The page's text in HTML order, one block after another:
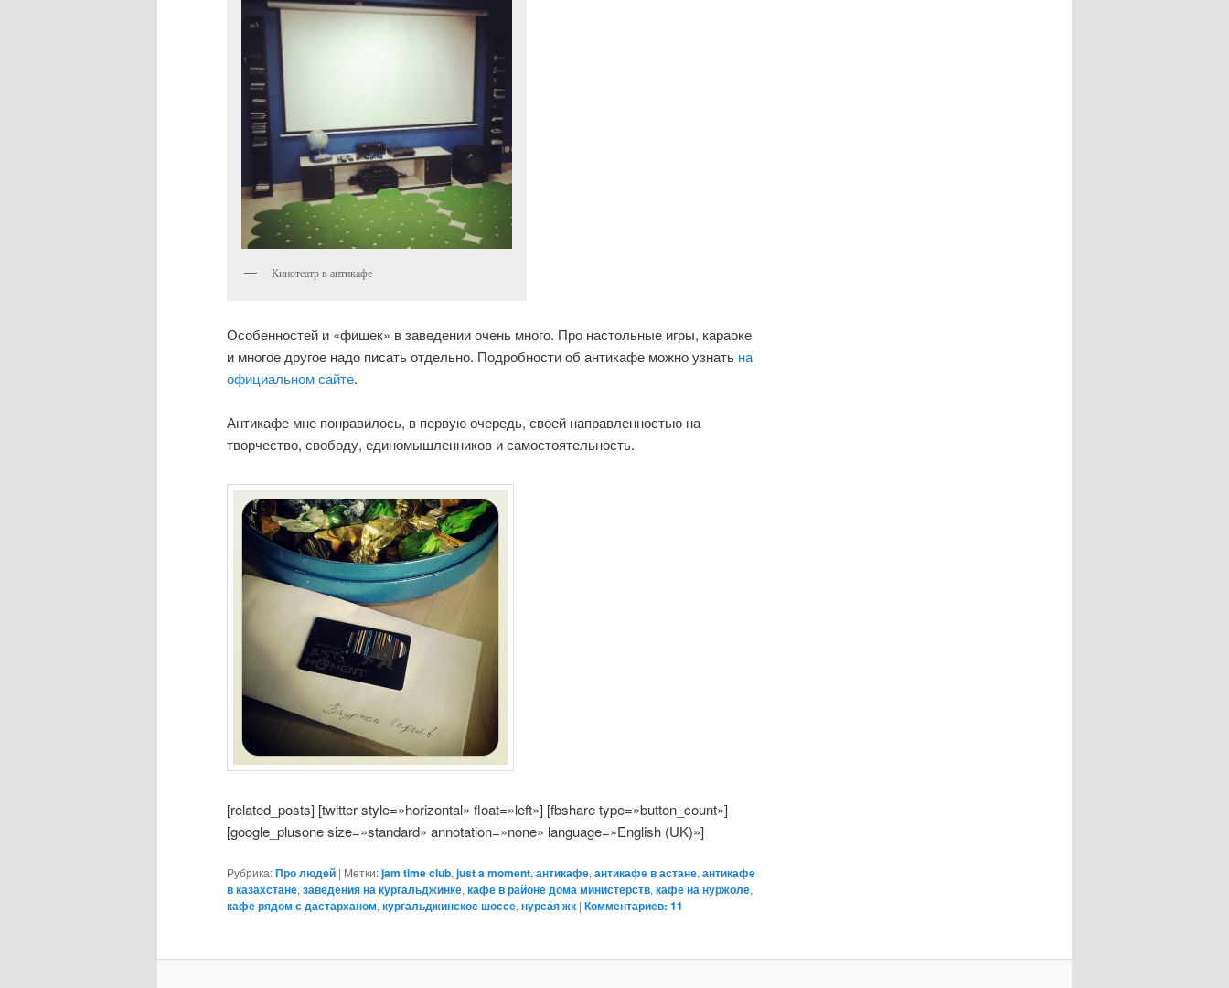
Кинотеатр в антикафе
Особенностей и «фишек» в заведении очень много. Про настольные игры, караоке
и многое другое надо писать отдельно. Подробности об антикафе можно узнать на
официальном сайте.
Антикафе мне понравилось, в первую очередь, своей направленностью на
творчество, свободу, единомышленников и самостоятельность.
[related_posts] [twitter style=»horizontal» float=»left»] [fbshare type=»button_count»]
[google_plusone size=»standard» annotation=»none» language=»English (UK)»]
Рубрика:Про людей | Метки:jam time club, just a moment, антикафе, антикафе в астане, антикафе
в казахстане, заведения на кургальджинке, кафе в районе дома министерств, кафе на нуржоле,
кафе рядом с дастарханом, кургальджинское шоссе, нурсая жк | Комментариев: 11